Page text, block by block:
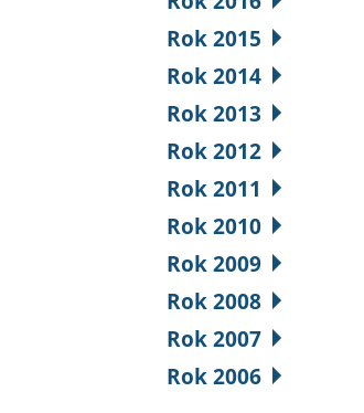
Rok 2015
Rok 2014
Rok 2013
Rok 2012
Rok 2011
Rok 2010
Rok 2009
Rok 2008
Rok 2007
Rok 2006